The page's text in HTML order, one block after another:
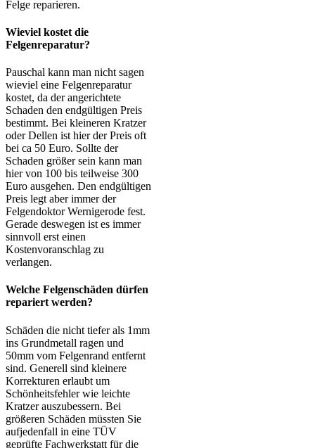
Felge reparieren.
Wieviel kostet die
Felgenreparatur?
Pauschal kann man nicht sagen
wieviel eine Felgenreparatur
kostet, da der angerichtete
Schaden den endgültigen Preis
bestimmt. Bei kleineren Kratzer
oder Dellen ist hier der Preis oft
bei ca 50 Euro. Sollte der
Schaden größer sein kann man
hier von 100 bis teilweise 300
Euro ausgehen. Den endgültigen
Preis legt aber immer der
Felgendoktor Wernigerode fest.
Gerade deswegen ist es immer
sinnvoll erst einen
Kostenvoranschlag zu
verlangen.
Welche Felgenschäden dürfen
repariert werden?
Schäden die nicht tiefer als 1mm
ins Grundmetall ragen und
50mm vom Felgenrand entfernt
sind. Generell sind kleinere
Korrekturen erlaubt um
Schönheitsfehler wie leichte
Kratzer auszubessern. Bei
größeren Schäden müssten Sie
aufjedenfall in eine TÜV
geprüfte Fachwerkstatt für die